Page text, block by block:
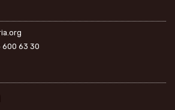
600 63 30